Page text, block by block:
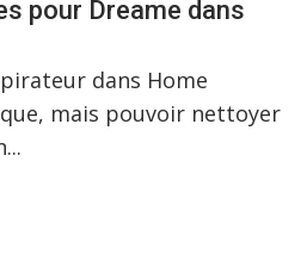
pour Dreame dans
dans Home
mais pouvoir nettoyer